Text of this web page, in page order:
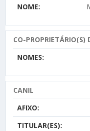
NOME:
CO-PROPRIETÁRIO(S)
NOMES:
CANIL
AFIXO:
TITULAR(ES):